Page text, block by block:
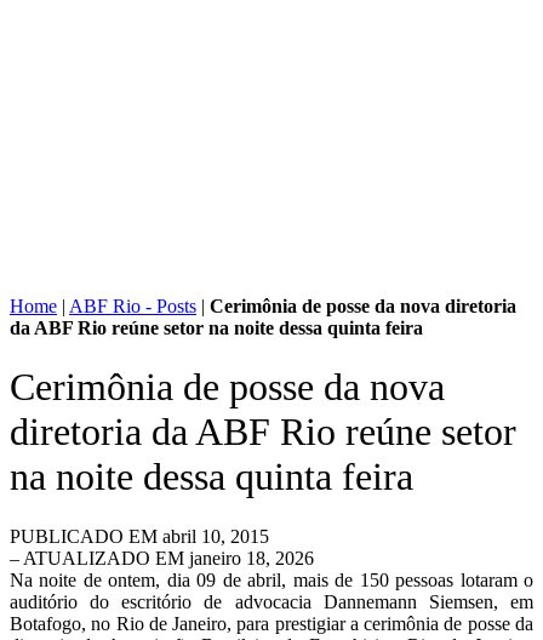
Home | ABF Rio - Posts | Cerimônia de posse da nova diretoria
da ABF Rio reúne setor na noite dessa quinta feira
Cerimônia de posse da nova
diretoria da ABF Rio reúne setor
na noite dessa quinta feira
PUBLICADO EM abril 10, 2015
– ATUALIZADO EM janeiro 18, 2026
Na noite de ontem, dia 09 de abril, mais de 150 pessoas lotaram o
auditório do escritório de advocacia Dannemann Siemsen, em
Botafogo, no Rio de Janeiro, para prestigiar a cerimônia de posse da